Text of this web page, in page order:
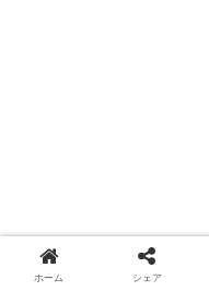
ホーム シェア